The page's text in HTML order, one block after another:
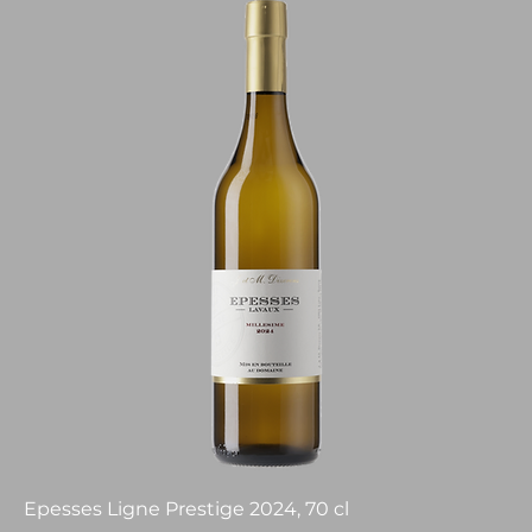
Epesses Ligne Prestige 2024, 70 cl